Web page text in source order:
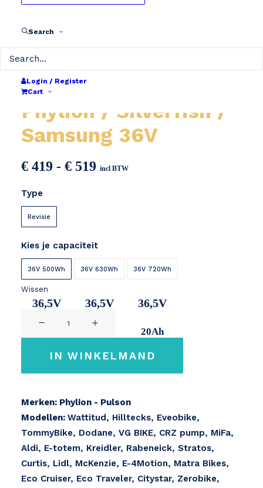
Search
Login / Register
Cart
Phylion / Silverfish /
Samsung 36V
€ 419 - € 519Prijsklasse:
incl BTW
Type
Revisie
Kies je capaciteit
36V 500Wh
36,5V
36V 630Wh
36,5V
36V 720Wh
36,5V
20Ah
Wissen
aantal
IN WINKELMAND
Merken: Phylion - Pulson
Modellen: Wattitud, Hilltecks, Eveobike,
TommyBike, Dodane, VG BIKE, CRZ pump, MiFa,
Aldi, E-totem, Kreidler, Rabeneick, Stratos,
Curtis, Lidl, McKenzie, E-4Motion, Matra Bikes,
Eco Cruiser, Eco Traveler, Citystar, Zerobike,